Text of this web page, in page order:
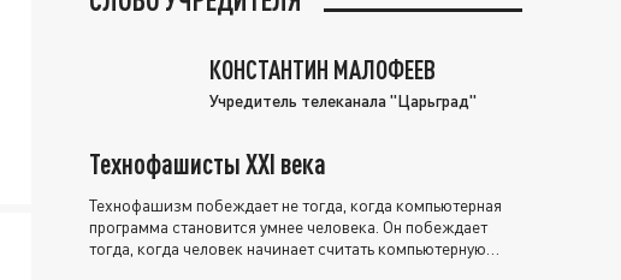
КОНСТАНТИН МАЛОФЕЕВ
Учредитель телеканала "Царьград"
Технофашисты XXI века
Технофашизм побеждает не тогда, когда компьютерная
программа становится умнее человека. Он побеждает
тогда, когда человек начинает считать компьютерную